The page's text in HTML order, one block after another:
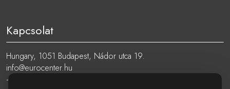
Kapcsolat
Hungary, 1051 Budapest, Nádor utca 19.
info@eurocenter.hu
+36 20 919 0005